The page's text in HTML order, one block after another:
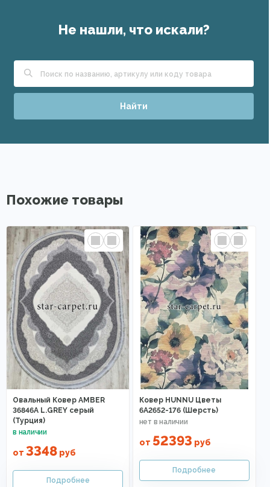
Не нашли, что искали?
Найти
Похожие товары
Овальный Ковер AMBER
36846A L.GREY серый
(Турция)
от 3348 руб
Ковер HUNNU Цветы
6A2652-176 (Шерсть)
от 52393 руб